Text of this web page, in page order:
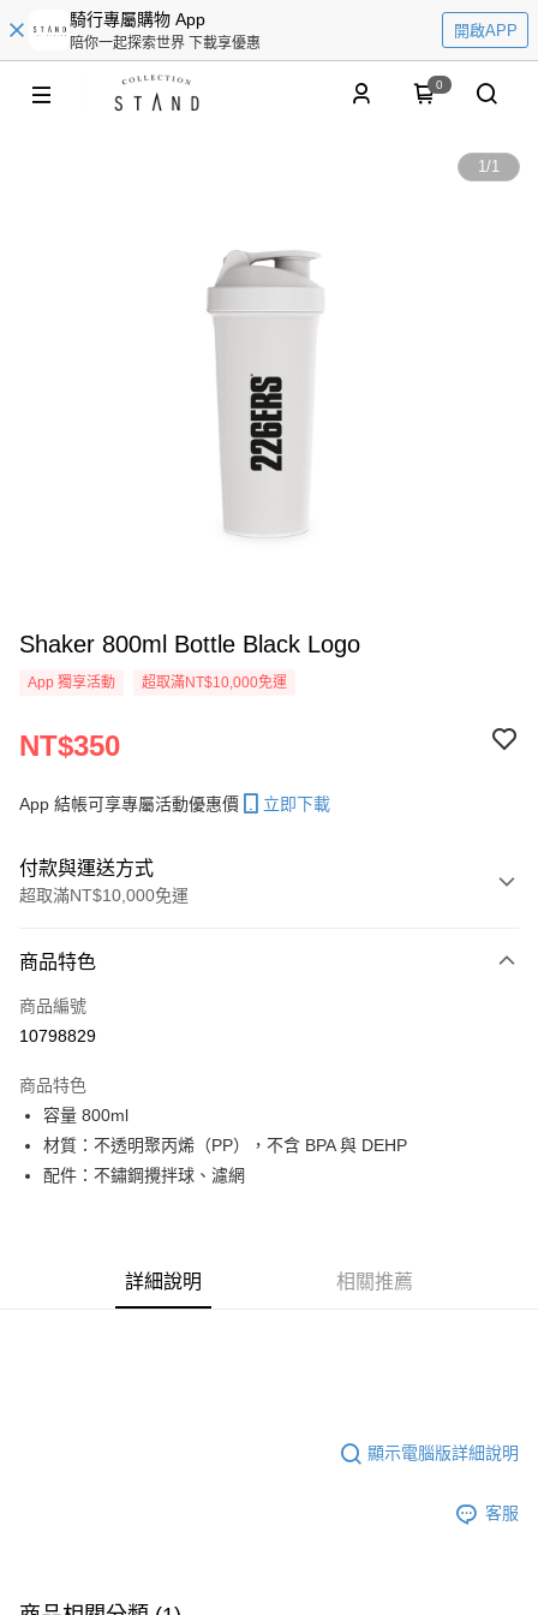
騎行專屬購物 App
陪你一起探索世界 下載享優惠
開啟APP
0
1/1
Shaker 800ml Bottle Black Logo
App 獨享活動 超取滿NT$10,000免運
NT$350
App 結帳可享專屬活動優惠價 立即下載
付款與運送方式
超取滿NT$10,000免運
信用卡一次付款
超商取貨付款
Apple Pay
Google Pay
每筆NT$80，滿NT$10,000(含以上)免運費
商品特色
商品編號
10798829
商品特色
容量 800ml
材質：不透明聚丙烯（PP），不含 BPA 與 DEHP
配件：不鏽鋼攪拌球、濾網
詳細說明 相關推薦
顯示電腦版詳細說明
客服